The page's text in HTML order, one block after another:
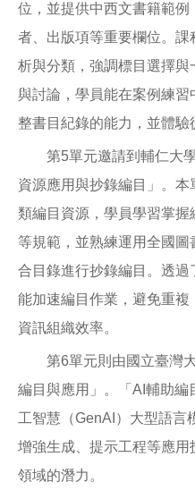
位，並提供中西文書籍範
者、出版項等重要欄位。
析與分類，強調標目選擇
與討論，學員能在案例練
整書目紀錄的能力，並體驗
第5單元邀請到輔仁大學
資源應用與抄錄編目」。
類編目資源，學員學習掌
等規範，並熟練運用全國
合目錄進行抄錄編目。透
能加速編目作業，避免重
資訊組織效率。
第6單元則由國立臺灣大
編目與應用」。「AI輔助編
工智慧（GenAI）大型語言
增強生成、提示工程等應
領域的潛力。